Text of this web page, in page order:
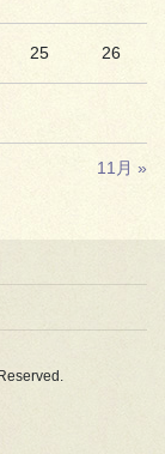
25 26
11月 »